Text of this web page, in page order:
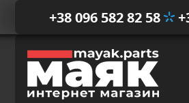
+38 096 582 82 58